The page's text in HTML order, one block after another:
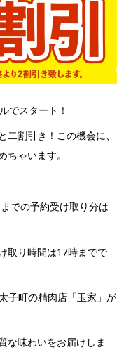
でスタート！
割引き！この機会に、
ゃいます。
での予約受け取り分は
取り時間は17時までで
子町の精肉店「玉家」が
な味わいをお届けしま